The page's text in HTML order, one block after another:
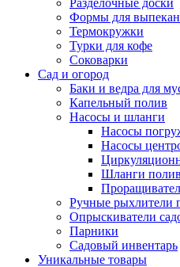
Формы для
Термокружки
Турки для кофе
Соковарки
Сад и огород
Баки и ведра для
Капельный полив
Насосы и шланги
Насосы
Насосы
Шланги
Ручные рыхлители
Опрыскиватели
Парники
Садовый инвентарь
Уникальные товары